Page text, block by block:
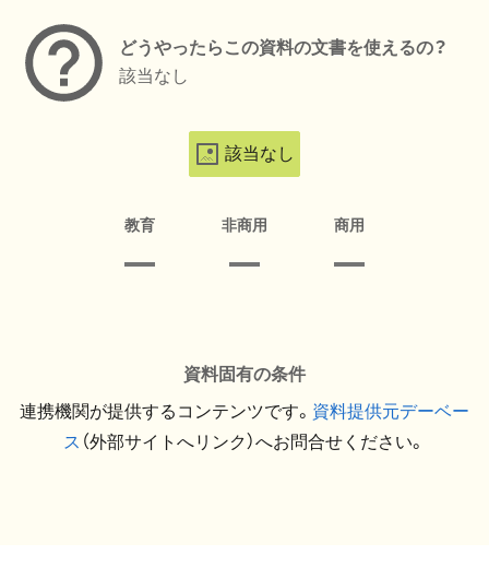
どうやったらこの資料の文書を使えるの？
該当なし
該当なし
教育 非商用 商用
資料固有の条件
連携機関が提供するコンテンツです。 資料提供元デーベー
ス （外部サイトへリンク）へお問合せください。